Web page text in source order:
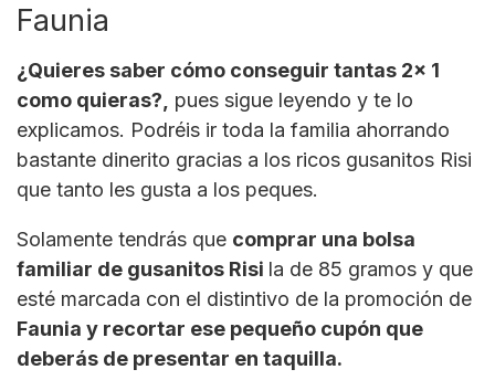
Faunia
¿Quieres saber cómo conseguir tantas 2x 1
como quieras?, pues sigue leyendo y te lo
explicamos. Podréis ir toda la familia ahorrando
bastante dinerito gracias a los ricos gusanitos Risi
que tanto les gusta a los peques.
Solamente tendrás que comprar una bolsa
familiar de gusanitos Risi la de 85 gramos y que
esté marcada con el distintivo de la promoción de
Faunia y recortar ese pequeño cupón que
deberás de presentar en taquilla.